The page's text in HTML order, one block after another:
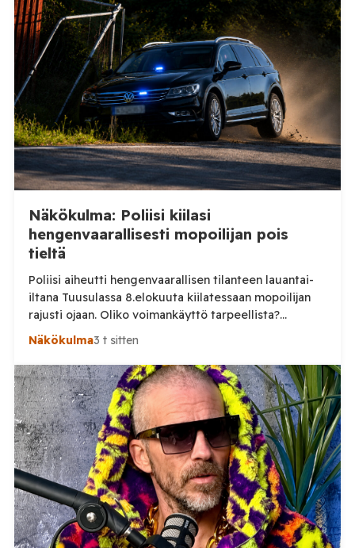
eurooppalaisten saapumista eli suhteellisen harva
ihmisväestö hajallaan pienissä yhteisöissä. Uusi
Nature-tiedelehdessä julkaistu tutkimus antaa tästä
huomattavasti toisenlaisen kuvan. Helsingin ja […]
Näkökulma: Poliisi kiilasi
hengenvaarallisesti mopoilijan pois
tieltä
Poliisi aiheutti hengenvaarallisen tilanteen lauantai-
iltana Tuusulassa 8.elokuuta kiilatessaan mopoilijan
rajusti ojaan. Oliko voimankäyttö tarpeellista?
Tuusulassa järjestetyssä mopomiitissä nuori kuljettaja
karkuun. On vielä epäselvää mikä aiheutti karkuun
lähtemisen, mutta selkeästi poliisin voimankäyttö oli
ylimitoitettua joka vaaransi nuoren kuljettajan
hengen. Sosiaalisessa mediassa levinneellä videolla
poliisi ajaa nuoren mopoilijan vierelle ja […]
Näkökulma3 t sitten